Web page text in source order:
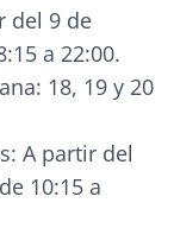
del 9 de
a 22:00.
18, 19 y 20
A partir del
10:15 a